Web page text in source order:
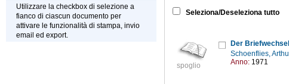
Utilizzare la checkbox di selezione a
fianco di ciascun documento per
attivare le funzionalità di stampa, invio
email ed export.
Seleziona/Deseleziona tutto
spoglio
Der
Schoenflies,
Anno: 1971